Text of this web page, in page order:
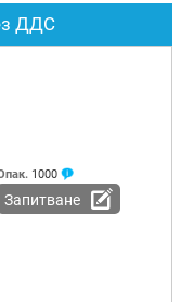
ДДС
1000
Запитване